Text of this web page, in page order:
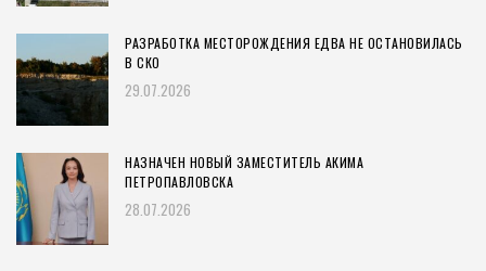
РАЗРАБОТКА МЕСТОРОЖДЕНИЯ ЕДВА НЕ ОСТАНОВИЛАСЬ
В СКО
29.07.2026
НАЗНАЧЕН НОВЫЙ ЗАМЕСТИТЕЛЬ АКИМА
ПЕТРОПАВЛОВСКА
28.07.2026